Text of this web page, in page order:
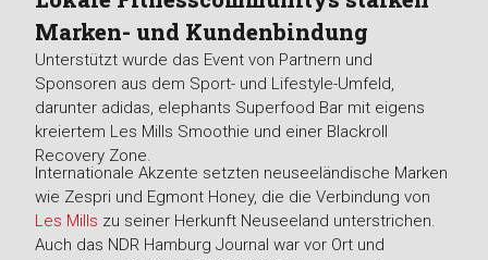
Marken- und Kundenbindung
Unterstützt wurde das Event von Partnern und
Sponsoren aus dem Sport- und Lifestyle-Umfeld,
darunter adidas, elephants Superfood Bar mit eigens
kreiertem Les Mills Smoothie und einer Blackroll
Recovery Zone.
Internationale Akzente setzten neuseeländische Marken
wie Zespri und Egmont Honey, die die Verbindung von
Les Mills zu seiner Herkunft Neuseeland unterstrichen.
Auch das NDR Hamburg Journal war vor Ort und